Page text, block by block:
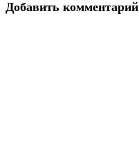
Добавить комментарий